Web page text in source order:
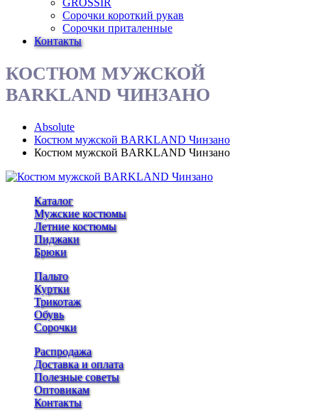
GROSSIR
Сорочки короткий рукав
Сорочки приталенные
Контакты
КОСТЮМ МУЖСКОЙ
BARKLAND ЧИНЗАНО
Absolute
Костюм мужской BARKLAND Чинзано
Костюм мужской BARKLAND Чинзано
Каталог
Мужские костюмы
Летние костюмы
Пиджаки
Брюки
Пальто
Куртки
Трикотаж
Обувь
Сорочки
Распродажа
Доставка и оплата
Полезные советы
Оптовикам
Контакты